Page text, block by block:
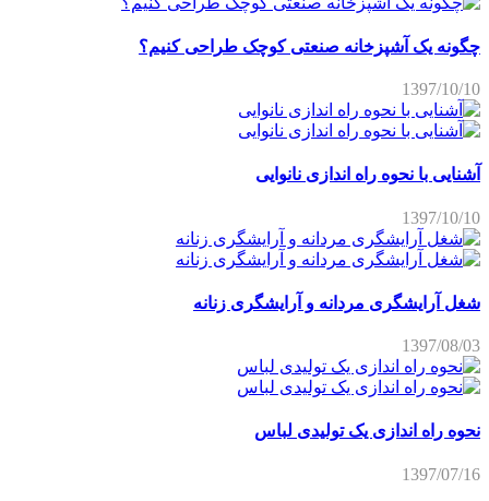
چگونه یک آشپزخانه صنعتی کوچک طراحی کنیم؟
1397/10/10
آشنایی با نحوه راه اندازی نانوایی
1397/10/10
شغل آرایشگری مردانه و آرایشگری زنانه
1397/08/03
نحوه راه اندازی یک تولیدی لباس
1397/07/16